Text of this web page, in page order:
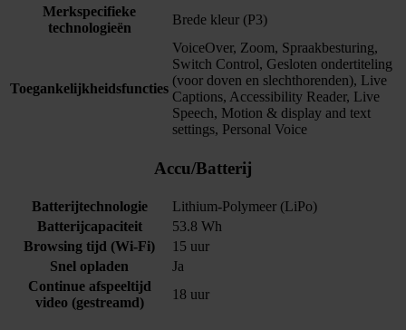
Merkspecifieke
technologieën
Brede kleur (P3)
Toegankelijkheidsfuncties
VoiceOver, Zoom, Spraakbesturing,
Switch Control, Gesloten ondertiteling
(voor doven en slechthorenden), Live
Captions, Accessibility Reader, Live
Speech, Motion & display and text
settings, Personal Voice
Accu/Batterij
Batterijtechnologie
Lithium-Polymeer (LiPo)
Batterijcapaciteit
53.8 Wh
Browsing tijd (Wi-Fi)
15 uur
Snel opladen
Ja
Continue afspeeltijd
video (gestreamd)
18 uur